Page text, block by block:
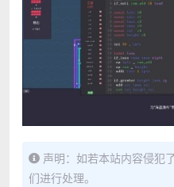
声明：如若本站内容侵犯
们进行处理。